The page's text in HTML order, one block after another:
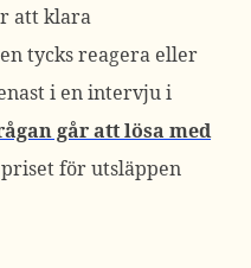
att klara
tycks reagera eller
i en intervju i
går att lösa med
för utsläppen